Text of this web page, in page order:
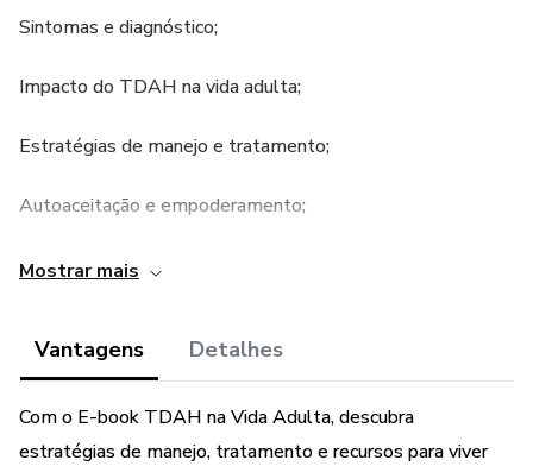
Sintomas e diagnóstico;
Impacto do TDAH na vida adulta;
Estratégias de manejo e tratamento;
Autoaceitação e empoderamento;
Recursos e suporte para pessoas com
E-book de fácil leitura e autoexplicativo.
Mostrar mais
Vantagens Detalhes
Com o E-book TDAH na Vida Adulta, descubra
estratégias de manejo, tratamento e recursos para viver